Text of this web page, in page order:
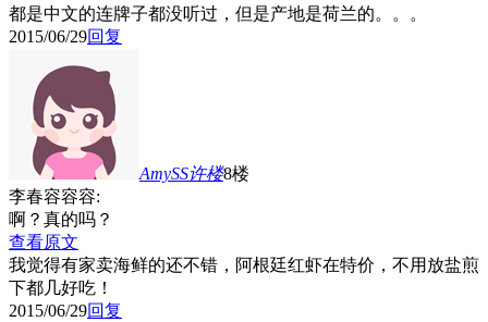
都是中文的连牌子都没听过，但是产地是荷兰的。。。
2015/06/29回复
AmySS许楼8楼
李春容容容:
啊？真的吗？
查看原文
我觉得有家卖海鲜的还不错，阿根廷红虾在特价，不用放盐煎
下都几好吃！
2015/06/29回复